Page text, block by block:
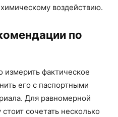
воздействию.
по
измерить фактическое
его с паспортными
Для равномерной
сочетать несколько